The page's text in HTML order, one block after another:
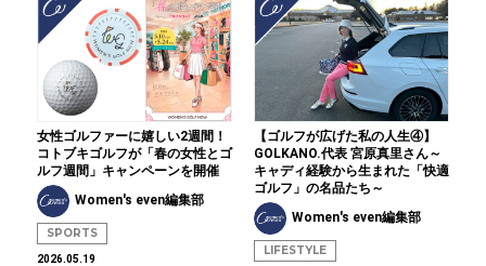
女性ゴルファーに嬉しい2週間！
コトブキゴルフが「春の女性とゴ
ルフ週間」キャンペーンを開催
Women's even編集部
SPORTS
2026.05.19
【ゴルフが広げた私の人生④】
GOLKANO.代表 宮原真里さん～
キャディ経験から生まれた「快適
ゴルフ」の名品たち～
Women's even編集部
LIFESTYLE